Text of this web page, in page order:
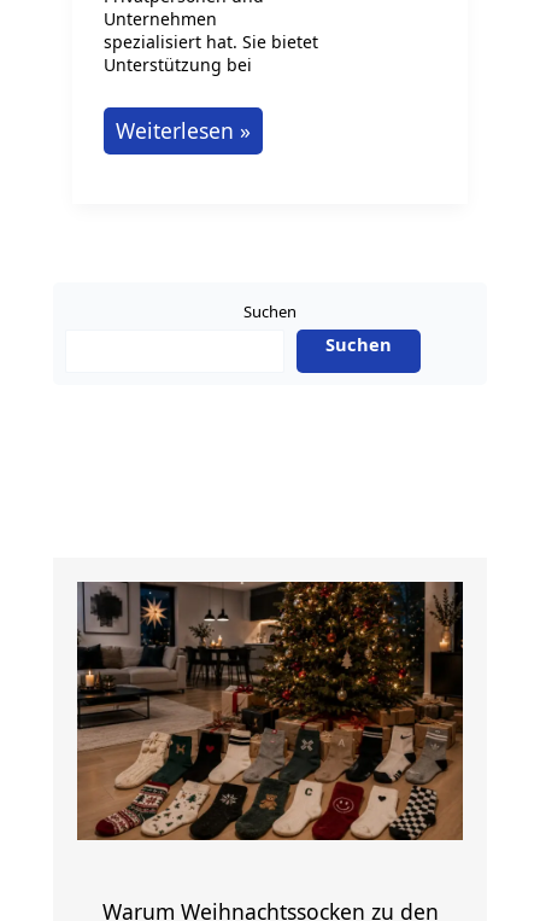
Unternehmen
spezialisiert hat. Sie bietet
Unterstützung bei
Womit
Weiterlesen »
Suchen
Suchen
Warum Weihnachtssocken zu den